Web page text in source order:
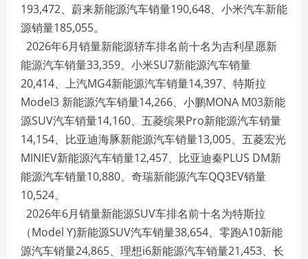
193,472、蔚来新能源汽车销量190,648、小米汽车新能
源销量185,055。
2026年6月销量新能源轿车排名前十名为吉利星愿新
能源汽车销量33,359、小米SU7新能源汽车销量
20,414、上汽MG4新能源汽车销量14,397、特斯拉
Model3 新能源汽车销量14,266、小鹏MONA M03新能
源SUV汽车销量14,160、五菱缤果Pro新能源汽车销量
14,154、比亚迪海豚新能源汽车销量13,005、五菱宏光
MINIEV新能源汽车销量12,457、比亚迪秦PLUS DM新
能源汽车销量10,880、奇瑞新能源汽车QQ3EV销量
10,524。
2026年6月销量新能源SUV车排名前十名为特斯拉
（Model Y)新能源SUV汽车销量38,654、零跑A10新能
源汽车销量24,865、理想i6新能源汽车销量21,453、长